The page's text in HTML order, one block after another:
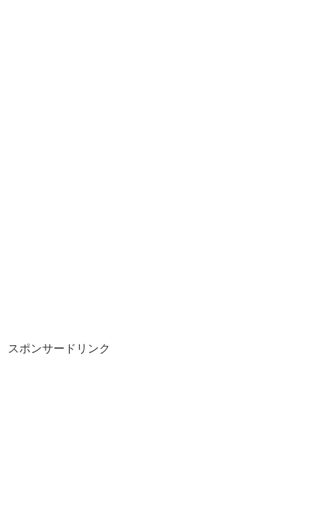
スポンサードリンク